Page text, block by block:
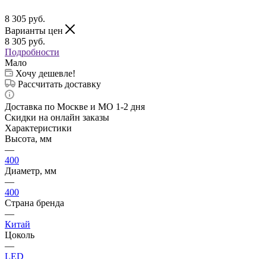
8 305 руб.
Варианты цен
8 305 руб.
Подробности
Мало
Хочу дешевле!
Рассчитать доставку
Доставка по Москве и МО 1-2 дня
Скидки на онлайн заказы
Характеристики
Высота, мм
—
400
Диаметр, мм
—
400
Страна бренда
—
Китай
Цоколь
—
LED